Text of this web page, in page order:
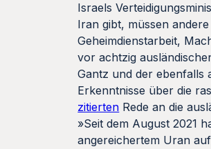
Israels
Iran gibt, müssen
Geheimdienstarbeit,
vor achtzig
Gantz und der ebenfalls
Erkenntnisse über die
zitierten Rede an die
»Seit dem August 2021
angereichertem Uran